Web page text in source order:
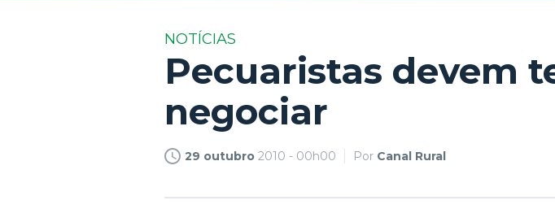
NOTÍCIAS
Pecuaristas devem
negociar
29 outubro 2010 - 00h00 Por Canal Rural